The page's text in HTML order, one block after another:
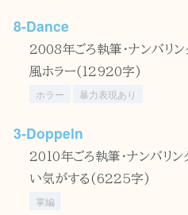
8‐Dance
2008年ごろ執筆・ナンバリ
風ホラー(12920字)
ホラー 暴力表現あり
3‐Doppeln
2010年ごろ執筆・ナンバリン
い気がする(6225字)
掌編